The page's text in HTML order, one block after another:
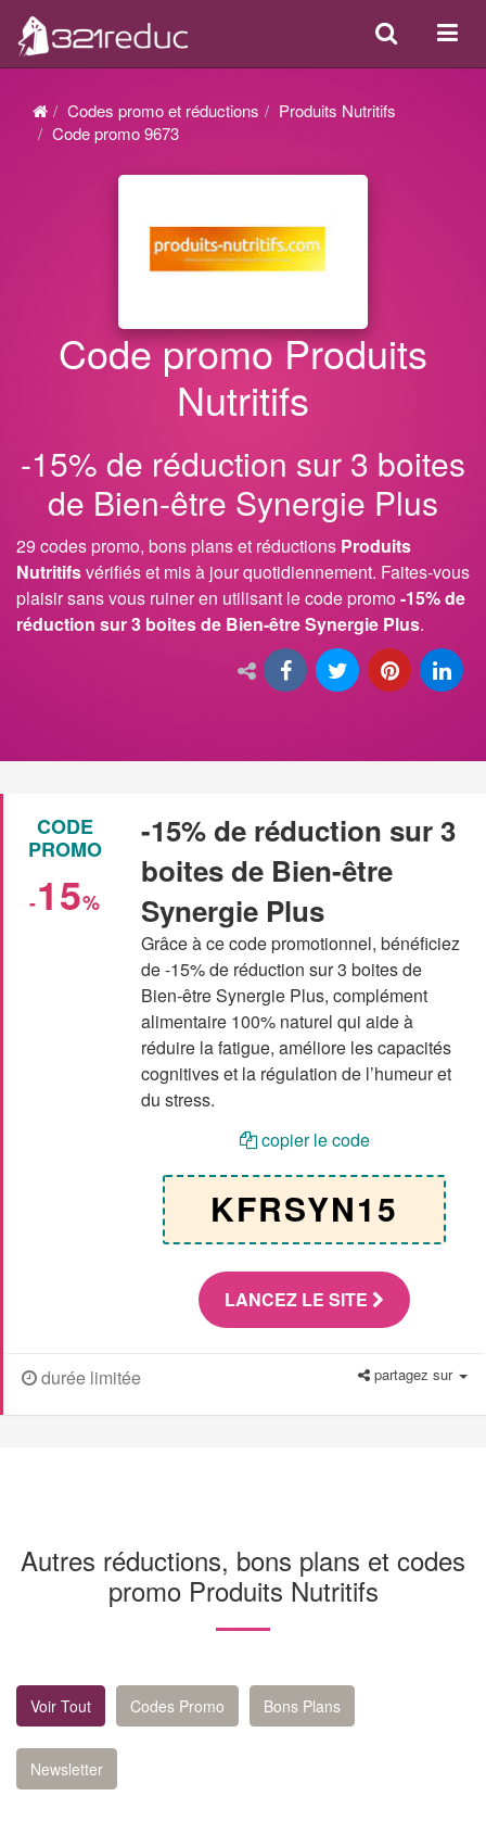
ou
Search
Codes promo et réductions
Produits Nutritifs
Code promo 9673
Code promo Produits
Nutritifs
-15% de réduction sur 3 boites
de Bien-être Synergie Plus
29 codes promo, bons plans et réductions Produits
Nutritifsvérifiés et mis à jour quotidiennement. Faites-vous
plaisir sans vous ruiner en utilisant le code promo-15% de
réduction sur 3 boites de Bien-être Synergie Plus.
CODE
PROMO
-15%
-15% de réduction sur 3
boites de Bien-être
Synergie Plus
Grâce à ce code promotionnel, bénéficiez
de -15% de réduction sur 3 boites de
Bien-être Synergie Plus, complément
alimentaire 100% naturel qui aide à
réduire la fatigue, améliore les capacités
cognitives et la régulation de l’humeur et
du stress.
copier le code
KFRSYN15
LANCEZ LE SITE
durée limitée partagez sur
Autres réductions, bons plans et codes
promo Produits Nutritifs
Voir Tout Codes Promo Bons Plans
Newsletter